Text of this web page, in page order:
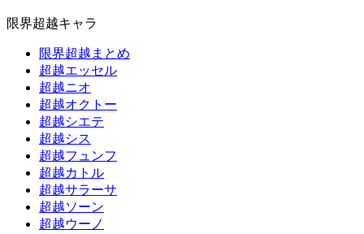
限界超越キャラ
限界超越まとめ
超越エッセル
超越ニオ
超越オクトー
超越シエテ
超越シス
超越フュンフ
超越カトル
超越サラーサ
超越ソーン
超越ウーノ